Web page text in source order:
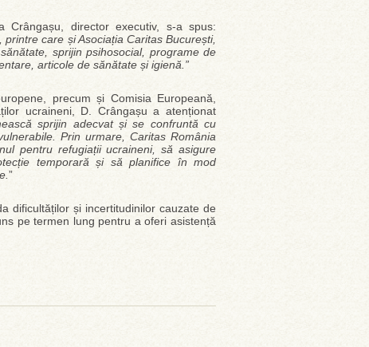
Crângașu, director executiv, s-a spus:
care și Asociația Caritas București,
sprijin psihosocial, programe de
articole de sănătate și igienă.”
precum și Comisia Europeană,
ucraineni, D. Crângașu a atenționat
sprijin adecvat și se confruntă cu
Prin urmare, Caritas România
pentru refugiații ucraineni, să asigure
temporară și să planifice în mod
”
dificultăților și incertitudinilor cauzate de
pe termen lung pentru a oferi asistență